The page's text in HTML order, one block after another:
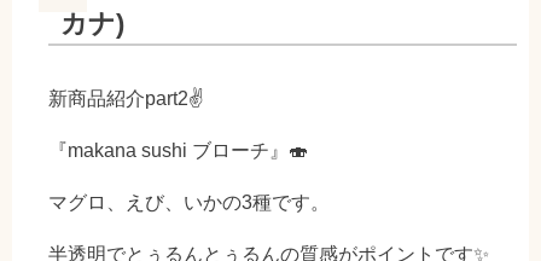
カナ)
新商品紹介part2✌
『makana sushi ブローチ』🍣
マグロ、えび、いかの3種です。
半透明でとぅるんとぅるんの質感がポイントです✨